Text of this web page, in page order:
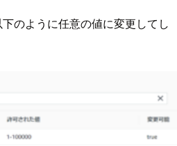
のように任意の値に変更してし